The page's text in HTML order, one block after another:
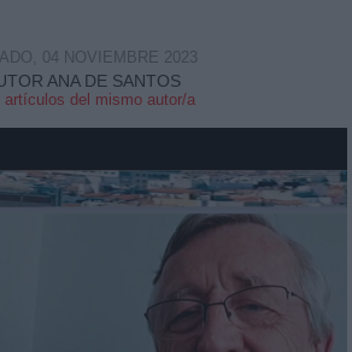
ANA DE SANTOS
artículos del mismo autor/a
04 NOVIEMBRE 2023